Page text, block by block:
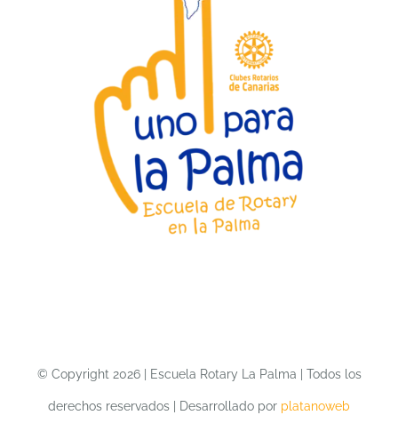
© Copyright 2026 | Escuela Rotary La Palma | Todos los
derechos reservados | Desarrollado por platanoweb